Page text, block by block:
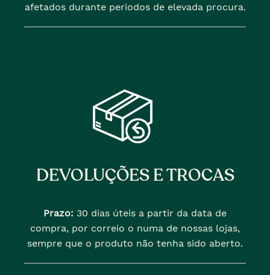
afetados durante periodos de elevada procura.
DEVOLUÇÕES E TROCAS
Prazo: 30 dias úteis a partir da data de
compra, por correio o numa de nossas lojas,
sempre que o produto não tenha sido aberto.